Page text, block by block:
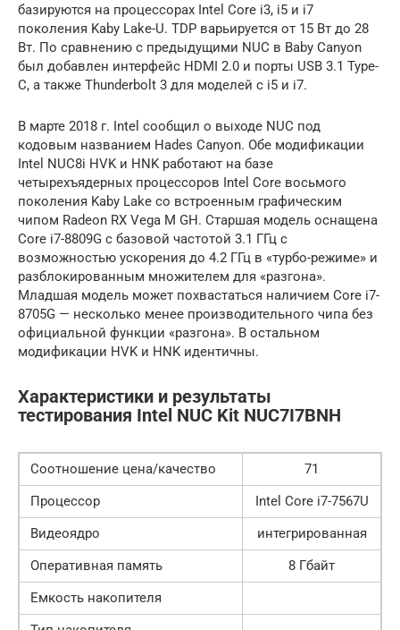
базируются на процессорах Intel Core i3, i5 и i7
поколения Kaby Lake-U. TDP варьируется от 15 Вт до 28
Вт. По сравнению с предыдущими NUC в Baby Canyon
был добавлен интерфейс HDMI 2.0 и порты USB 3.1 Type-
C, а также Thunderbolt 3 для моделей с i5 и i7.
В марте 2018 г. Intel сообщил о выходе NUC под
кодовым названием Hades Canyon. Обе модификации
Intel NUC8i HVK и HNK работают на базе
четырехъядерных процессоров Intel Core восьмого
поколения Kaby Lake со встроенным графическим
чипом Radeon RX Vega M GH. Старшая модель оснащена
Core i7-8809G с базовой частотой 3.1 ГГц с
возможностью ускорения до 4.2 ГГц в «турбо-режиме» и
разблокированным множителем для «разгона».
Младшая модель может похвастаться наличием Core i7-
8705G — несколько менее производительного чипа без
официальной функции «разгона». В остальном
модификации HVK и HNK идентичны.
Характеристики и результаты
тестирования Intel NUC Kit NUC7I7BNH
Соотношение цена/качество
71
Процессор
Intel Core i7-7567U
Видеоядро
интегрированная
Оперативная память
8 Гбайт
Емкость накопителя